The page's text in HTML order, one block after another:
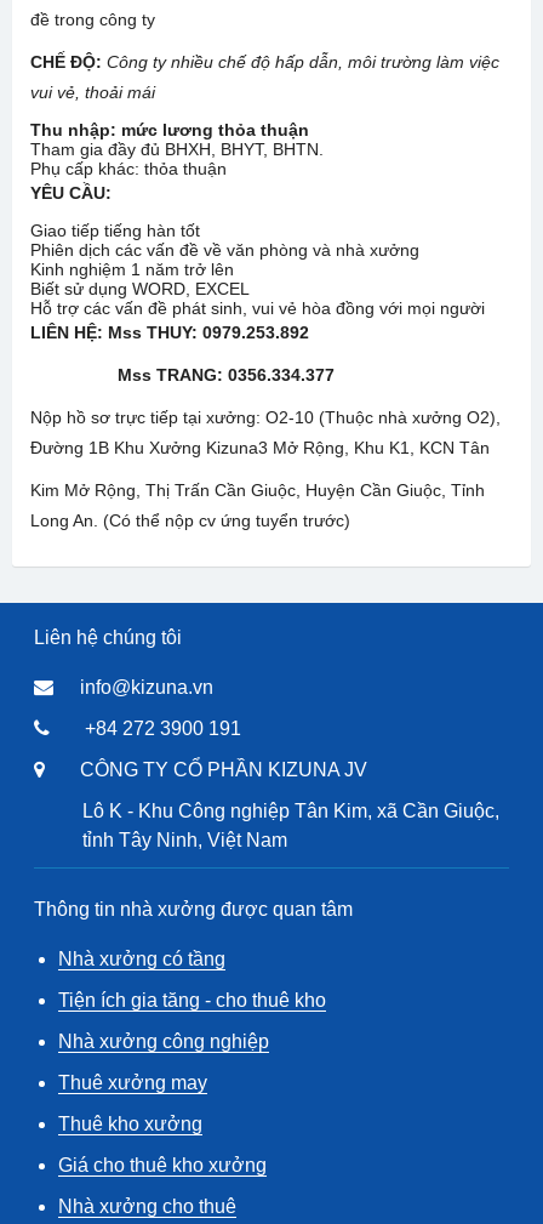
đề trong công ty
CHẾ ĐỘ: Công ty nhiều chế độ hấp dẫn, môi trường làm việc
vui vẻ, thoải mái
Thu nhập: mức lương thỏa thuận
Tham gia đầy đủ BHXH, BHYT, BHTN.
Phụ cấp khác: thỏa thuận
YÊU CẦU:
Giao tiếp tiếng hàn tốt
Phiên dịch các vấn đề về văn phòng và nhà xưởng
Kinh nghiệm 1 năm trở lên
Biết sử dụng WORD, EXCEL
Hỗ trợ các vấn đề phát sinh, vui vẻ hòa đồng với mọi người
LIÊN HỆ: Mss THUY: 0979.253.892
Mss TRANG: 0356.334.377
Nộp hồ sơ trực tiếp tại xưởng: O2-10 (Thuộc nhà xưởng O2),
Đường 1B Khu Xưởng Kizuna3 Mở Rộng, Khu K1, KCN Tân
Kim Mở Rộng, Thị Trấn Cần Giuộc, Huyện Cần Giuộc, Tỉnh
Long An. (Có thể nộp cv ứng tuyển trước)
Liên hệ chúng tôi
info@kizuna.vn
+84 272 3900 191
CÔNG TY CỔ PHẦN KIZUNA JV
Lô K - Khu Công nghiệp Tân Kim, xã Cần Giuộc,
tỉnh Tây Ninh, Việt Nam
Thông tin nhà xưởng được quan tâm
Nhà xưởng có tầng
Tiện ích gia tăng - cho thuê kho
Nhà xưởng công nghiệp
Thuê xưởng may
Thuê kho xưởng
Giá cho thuê kho xưởng
Nhà xưởng cho thuê